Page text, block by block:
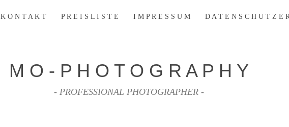
K O N T A K T P R E I S L I S T E I M P R E S S U M D A T E N S C H U T Z E
M O - P H O T O G R A P H Y
- PROFESSIONAL PHOTOGRAPHER -